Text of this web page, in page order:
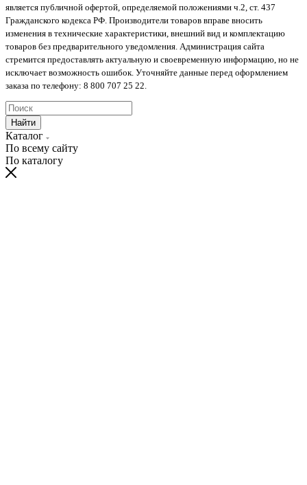
является публичной офертой, определяемой положениями ч.2, ст. 437
Гражданского кодекса РФ. Производители товаров вправе вносить
изменения в технические характеристики, внешний вид и комплектацию
товаров без предварительного уведомления. Администрация сайта
стремится предоставлять актуальную и своевременную информацию, но не
исключает возможность ошибок. Уточняйте данные перед оформлением
заказа по телефону: 8 800 707 25 22.
Найти
Каталог
По всему сайту
По каталогу